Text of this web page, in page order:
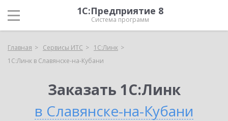
1С:Предприятие 8
Система программ
Главная Сервисы ИТС
1С:Линк
1С:Линк в Славянске-на-Кубани
Заказать 1С:Линк
в Славянске-на-Кубани